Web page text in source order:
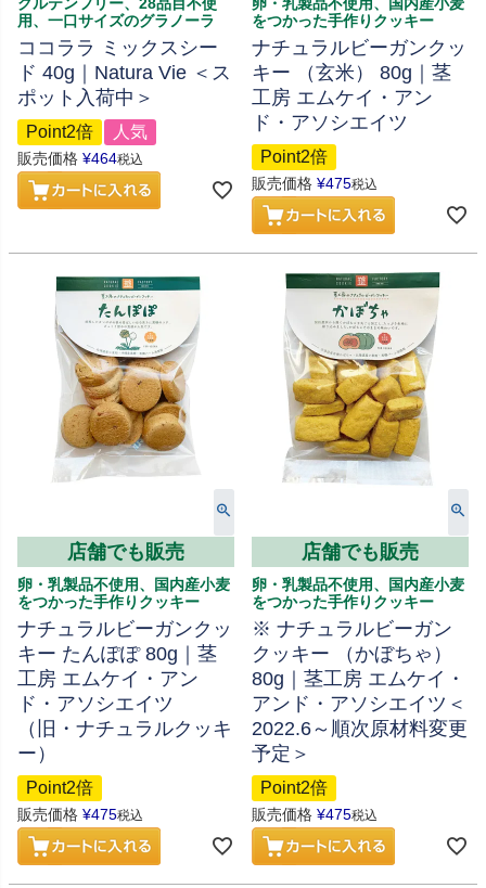
用、一口サイズのグラノーラ
ココララ ミックスシー
ド 40g｜Natura Vie ＜ス
ポット入荷中＞
Point2倍 人気
販売価格 ¥464税込
をつかった手作りクッキー
ナチュラルビーガンクッ
キー （玄米） 80g｜茎
工房 エムケイ・アン
ド・アソシエイツ
Point2倍
販売価格 ¥475税込
店舗でも販売
卵・乳製品不使用、国内産小麦
をつかった手作りクッキー
ナチュラルビーガンクッ
キー たんぽぽ 80g｜茎
工房 エムケイ・アン
ド・アソシエイツ
（旧・ナチュラルクッキ
ー）
Point2倍
販売価格 ¥475税込
店舗でも販売
卵・乳製品不使用、国内産小麦
をつかった手作りクッキー
※ ナチュラルビーガン
クッキー （かぼちゃ）
80g｜茎工房 エムケイ・
アンド・アソシエイツ＜
2022.6～順次原材料変更
予定＞
Point2倍
販売価格 ¥475税込